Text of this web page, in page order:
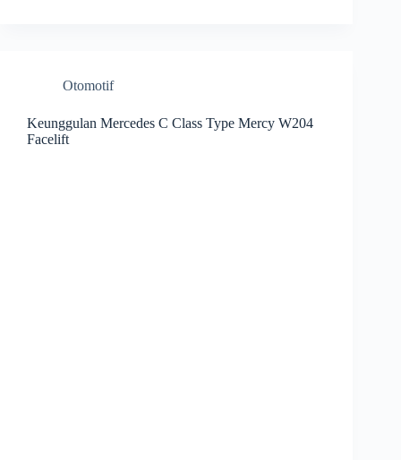
Otomotif
Keunggulan Mercedes C Class Type Mercy W204
Facelift